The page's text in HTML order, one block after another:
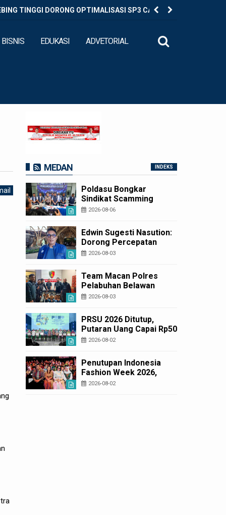
TINGGI DORONG OPTIMALISASI SP3 CATIN
BISNIS EDUKASI ADVETORIAL
MEDAN INDEKS
Poldasu Bongkar
Sindikat Scamming
Internasional di
Korban Rugi Rp6,7 Miliar
2026-08-06
Edwin Sugesti Nasution:
Dorong Percepatan
Perda PBG Guna
Layanan Cepat dan
Murah
2026-08-03
Team Macan Polres
Pelabuhan Belawan
Amankan Tiga Anggota
Pasar 9
2026-08-03
PRSU 2026 Ditutup,
Putaran Uang Capai Rp50
Miliar
2026-08-02
Penutupan Indonesia
Fashion Week 2026,
Bobby Nasution: Sumut
2026-08-02